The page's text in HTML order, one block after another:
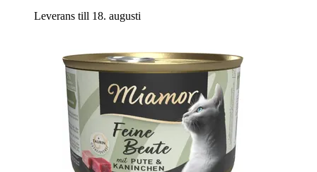
Leverans till 18. augusti